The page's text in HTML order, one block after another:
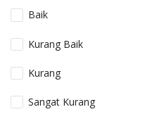
Baik
Kurang Baik
Kurang
Sangat Kurang